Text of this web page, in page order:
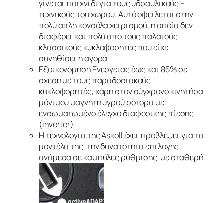
γίνεται παιχνίδι για τους υδραυλικούς –
τεχνικούς του χώρου. Αυτό οφείλεται στην
πολύ απλή κονσόλα χειρισμού, η οποία δεν
διαφέρει και πολύ από τους παλαιούς
κλασσικούς κυκλοφορητές που είχε
συνηθίσει η αγορά.
Εξοικονόμηση Ενέργειας έως και 85% σε
σχέση με τους παραδοσιακούς
κυκλοφορητές, χάρη στον σύγχρονο κινητήρα
μόνιμου μαγνήτη υγρού ρότορα με
ενσωματωμένο έλεγχο διαφορικής πίεσης
(inverter).
Η τεχνολογία της Askoll έχει προβλέψει για τα
μοντέλα της, την δυνατότητα επιλογής
ανάμεσα σε καμπύλες ρύθμισης με σταθερή